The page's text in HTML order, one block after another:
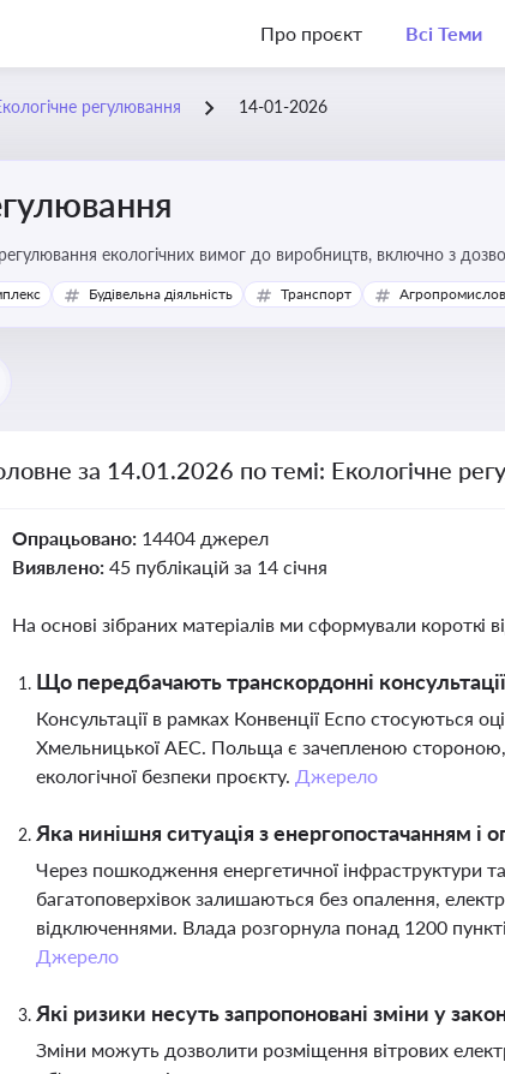
Про проєкт Всі Теми
регулювання 14-01-2026
екологічних вимог до виробництв, включно з
нормами
Будівельна діяльність Транспорт
за 14.01.2026 по темі: Екологічне
Опрацьовано: 14404 джерел
Виявлено: 45 публікацій за 14 січня
На основі зібраних матеріалів ми сформували короткі
Що передбачають транскордонні
Консультації в рамках Конвенції Еспо стосуються
Хмельницької АЕС. Польща є зачепленою стороною,
екологічної безпеки проєкту. Джерело
Яка нинішня ситуація з енергопостачанням і
Через пошкодження енергетичної інфраструктури
багатоповерхівок залишаються без опалення,
відключеннями. Влада розгорнула понад 1200
Джерело
Які ризики несуть запропоновані зміни у
Зміни можуть дозволити розміщення вітрових